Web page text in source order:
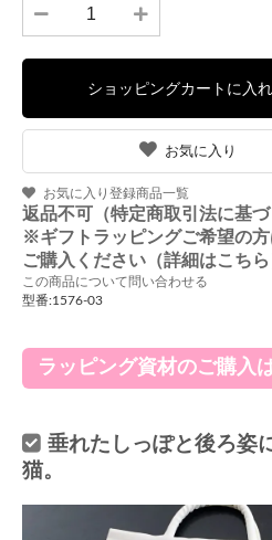
お気に入り
お気に入り登録商品一覧
返品不可（特定商取引法に基
※ギフトラッピングご希望の
ご購入ください（詳細はこちら
この商品について問い合わせる
型番:1576-03
ラッピング資材のご購入
垂れたしっぽと後ろ姿
猫。